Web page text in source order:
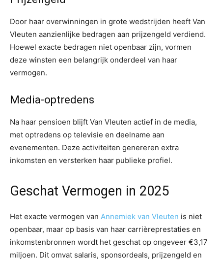
Door haar overwinningen in grote wedstrijden heeft Van
Vleuten aanzienlijke bedragen aan prijzengeld verdiend.
Hoewel exacte bedragen niet openbaar zijn, vormen
deze winsten een belangrijk onderdeel van haar
vermogen.
Media-optredens
Na haar pensioen blijft Van Vleuten actief in de media,
met optredens op televisie en deelname aan
evenementen. Deze activiteiten genereren extra
inkomsten en versterken haar publieke profiel.
Geschat Vermogen in 2025
Het exacte vermogen van Annemiek van Vleuten is niet
openbaar, maar op basis van haar carrièreprestaties en
inkomstenbronnen wordt het geschat op ongeveer €3,17
miljoen. Dit omvat salaris, sponsordeals, prijzengeld en